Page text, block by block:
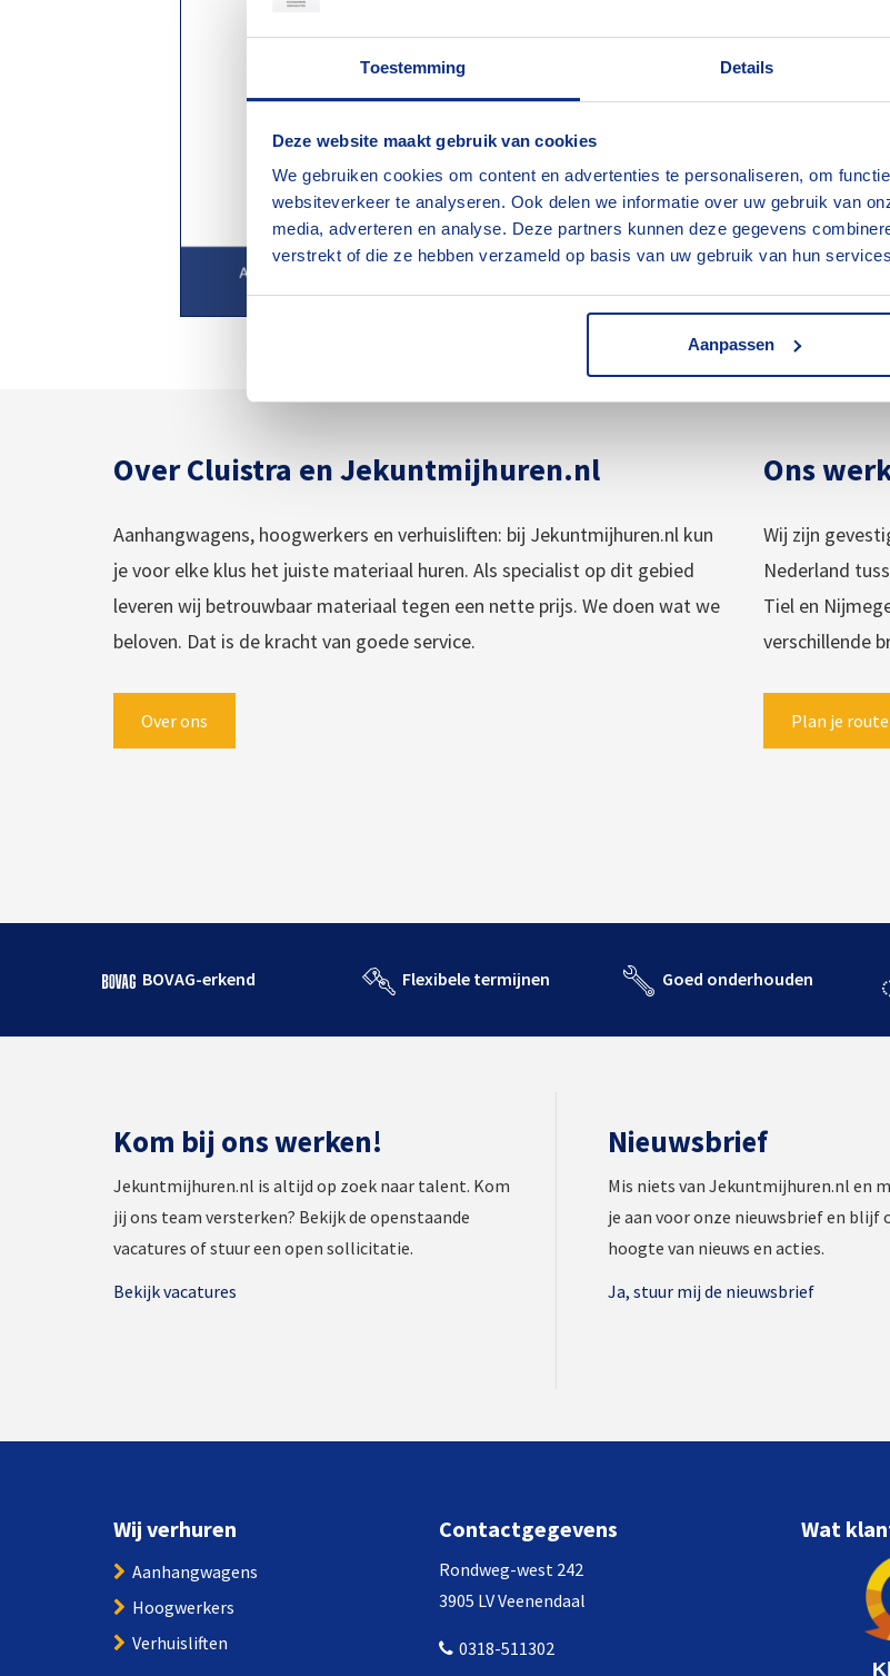
Toestemming Details
Deze website maakt gebruik van cookies
We gebruiken cookies om content en advertenties te personaliseren, om
websiteverkeer te analyseren. Ook delen we informatie over uw gebruik van
media, adverteren en analyse. Deze partners kunnen deze gegevens
verstrekt of die ze hebben verzameld op basis van uw gebruik van hun
Aanpassen
Klik op de afbeelding om te downloaden
Over Cluistra en Jekuntmijhuren.nl
Aanhangwagens, hoogwerkers en verhuisliften: bij Jekuntmijhuren.nl kun
je voor elke klus het juiste materiaal huren. Als specialist op dit gebied
leveren wij betrouwbaar materiaal tegen een nette prijs. We doen wat we
beloven. Dat is de kracht van goede service.
Over ons
Ons
Wij zijn
Nederland
Tiel en
verschillende
Plan je route
BOVAG-erkend Flexibele termijnen Goed onderhouden
Kom bij ons werken!
Jekuntmijhuren.nl is altijd op zoek naar talent. Kom
jij ons team versterken? Bekijk de openstaande
vacatures of stuur een open sollicitatie.
Bekijk vacatures
Nieuwsbrief
Mis niets van Jekuntmijhuren.nl en
je aan voor onze nieuwsbriefen blijf
hoogte van nieuws en acties.
Ja, stuur mij de nieuwsbrief
Wij verhuren
Aanhangwagens
Hoogwerkers
Verhuisliften
Contactgegevens
Rondweg-west 242
3905 LV Veenendaal
0318-511302
Wat